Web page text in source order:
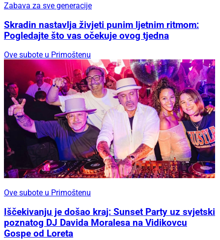
Zabava za sve generacije
Skradin nastavlja živjeti punim ljetnim ritmom:
Pogledajte što vas očekuje ovog tjedna
Ove subote u Primoštenu
Ove subote u Primoštenu
Iščekivanju je došao kraj: Sunset Party uz svjetski
poznatog DJ Davida Moralesa na Vidikovcu
Gospe od Loreta